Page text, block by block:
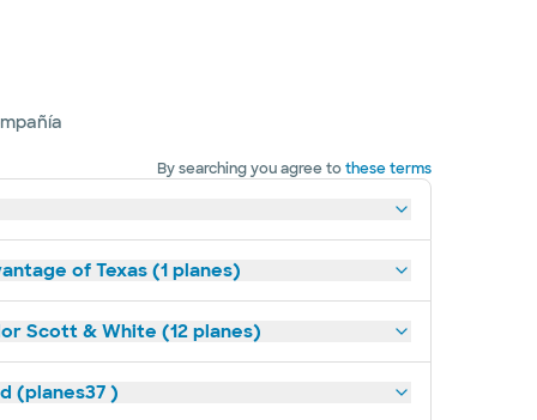
By searching you agree tothese terms
of Texas (1 planes)
Scott & White (12 planes)
(planes37 )